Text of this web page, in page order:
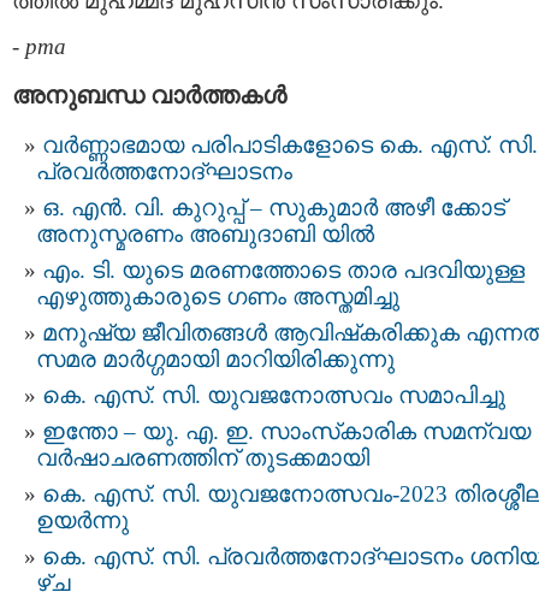
- pma
അനുബന്ധ വാര്‍ത്തകള്‍
വര്‍ണ്ണാഭമായ പരിപാടികളോടെ കെ. എസ്. സി.
പ്ര​വ​ർ​ത്ത​നോ​ദ്ഘാ​ട​നം
ഒ. എൻ. വി. കുറുപ്പ് – സുകുമാർ അഴീ ക്കോട്
അനുസ്മരണം അബുദാബി യിൽ
എം. ടി. യുടെ മരണത്തോടെ താര പദവിയുള്ള
എഴുത്തുകാരുടെ ഗണം അസ്തമിച്ചു
മനുഷ്യ ജീവിതങ്ങള്‍ ആവിഷ്‌കരിക്കുക
സമര മാര്‍ഗ്ഗമായി മാറിയിരിക്കുന്നു
കെ. എസ്. സി. യുവജനോത്സവം സമാപിച്ചു
ഇന്തോ – യു. എ. ഇ. സാംസ്‌കാരിക സമന്വയ
വർഷാചരണത്തിന് തുടക്കമായി
കെ. എസ്. സി. യുവജനോത്സവം-2023
ഉയർന്നു
കെ. എസ്. സി. പ്ര​വ​ർ​ത്ത​നോ​ദ്ഘാ​ട​നം
ഴ്ച